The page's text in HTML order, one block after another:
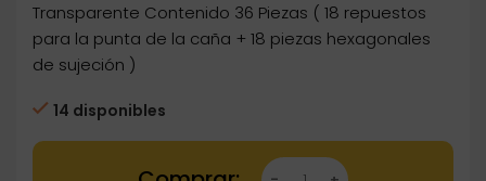
Transparente Contenido 36 Piezas ( 18 repuestos
para la punta de la caña + 18 piezas hexagonales
de sujeción )
14 disponibles
Dartstore Juego De 18 Piezas De Repuesto